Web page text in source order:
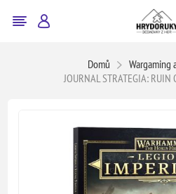
Domů
Wargaming
JOURNAL STRATEGIA: